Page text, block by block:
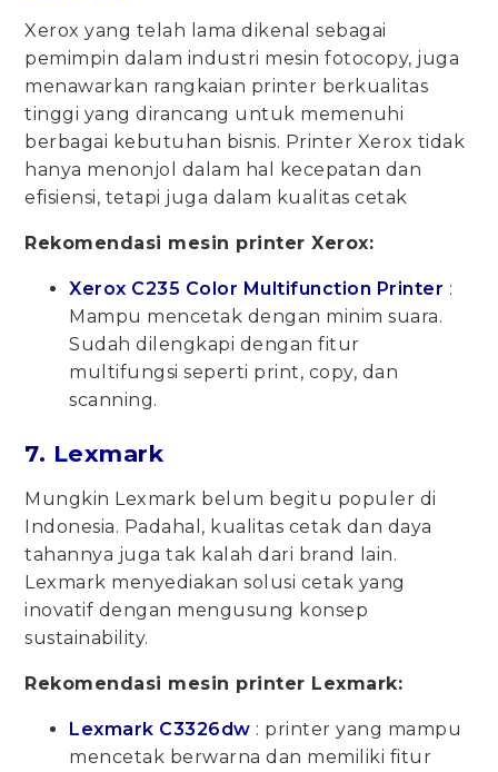
Xerox yang telah lama dikenal sebagai
pemimpin dalam industri mesin fotocopy, juga
menawarkan rangkaian printer berkualitas
tinggi yang dirancang untuk memenuhi
berbagai kebutuhan bisnis. Printer Xerox tidak
hanya menonjol dalam hal kecepatan dan
efisiensi, tetapi juga dalam kualitas cetak
Rekomendasi mesin printer Xerox:
Xerox C235 Color Multifunction Printer :
Mampu mencetak dengan minim suara.
Sudah dilengkapi dengan fitur
multifungsi seperti print, copy, dan
scanning.
7. Lexmark
Mungkin Lexmark belum begitu populer di
Indonesia. Padahal, kualitas cetak dan daya
tahannya juga tak kalah dari brand lain.
Lexmark menyediakan solusi cetak yang
inovatif dengan mengusung konsep
sustainability.
Rekomendasi mesin printer Lexmark:
Lexmark C3326dw : printer yang mampu
mencetak berwarna dan memiliki fitur